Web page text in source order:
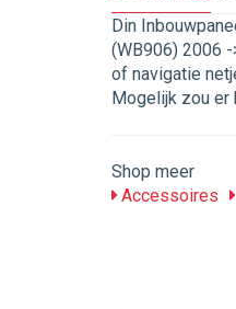
Din
(WB906) 2006
of navigatie
Mogelijk zou er
Shop meer
Accessoires